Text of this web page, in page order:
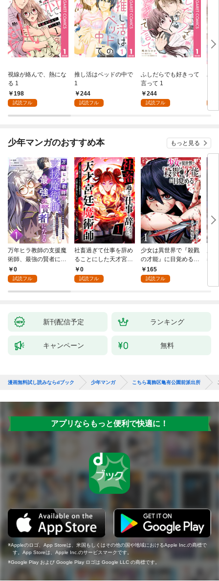
視線が絡んで、熱にな
る 1
198
試読フル
推し活はベッドの中で
1
244
試読フル
ふしだらでも好きって
言って 1
244
試読フル
パ
少年マンガのおすすめ本 もっと見る
万年ヒラ教師の支援魔
術師、最強の賢者にな
る～不人気の支援魔術
師は給料泥棒だと魔術
が、出世した元教え子
0
試読フル
社畜過ぎて仕事を辞め
ることにした天才宮廷
魔術師～辺境の地でス
ローライフを夢見る
0
試読フル
少女は異世界で『殺戮
の才能』に目覚める
(話売り) #1
165
試読フル
者
新刊配信予定 ランキング
キャンペーン 無料
漫画無料試し読みならdブック 少年マンガ こちら葛飾区亀有公園前派出所
アプリならもっと便利で快適に！
Appleのロゴ、App Storeは、米国もしくはその他の国や地域におけるApple Inc.の商標で
す。App Storeは、Apple Inc.のサービスマークです。
Google Play および Google Play ロゴは Google LLC の商標です。